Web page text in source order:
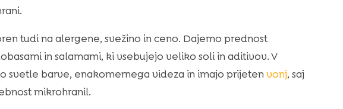
tudi na alergene, svežino in ceno. Dajemo prednost
in salamami, ki vsebujejo veliko soli in aditivov. V
svetle barve, enakomernega videza in imajo prijeten vonj, saj
mikrohranil.